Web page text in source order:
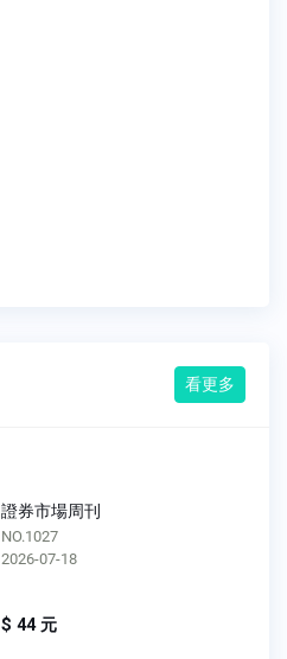
看更多
證券市場周刊
NO.1026
2026-07-11
$ 44 元